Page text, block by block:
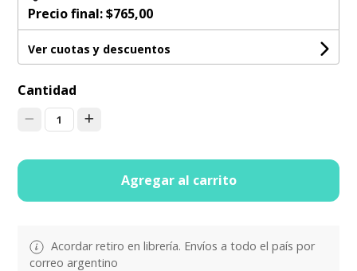
Precio final:$765,00
Ver cuotas y descuentos
Cantidad
1
Agregar al carrito
Acordar retiro en librería. Envíos a todo el país por
correo argentino